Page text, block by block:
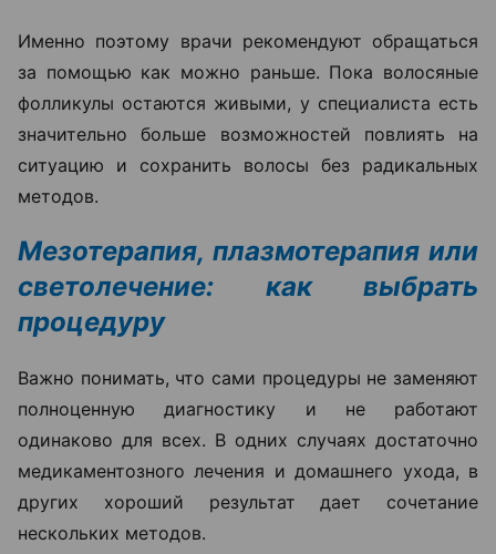
Именно поэтому врачи рекомендуют обращаться
за помощью как можно раньше. Пока волосяные
фолликулы остаются живыми, у специалиста есть
значительно больше возможностей повлиять на
ситуацию и сохранить волосы без радикальных
методов.
Мезотерапия, плазмотерапия или
светолечение: как выбрать
процедуру
Важно понимать, что сами процедуры не заменяют
полноценную диагностику и не работают
одинаково для всех. В одних случаях достаточно
медикаментозного лечения и домашнего ухода, в
других хороший результат дает сочетание
нескольких методов.